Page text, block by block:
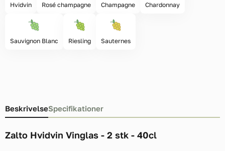
Hvidvin Rosé champagne Champagne Chardonnay
Sauvignon Blanc Riesling Sauternes
BeskrivelseSpecifikationer
Zalto Hvidvin Vinglas - 2 stk - 40cl